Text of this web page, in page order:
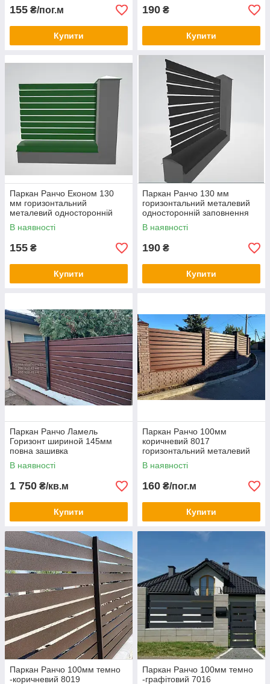
155 ₴/пог.м
Купити
190 ₴
Купити
Паркан Ранчо Економ 130
мм горизонтальний
металевий односторонній
заповнення 6005 зелений
В наявності
155 ₴
Купити
Паркан Ранчо 130 мм
горизонтальний металевий
односторонній заповнення
7024 графітовий
В наявності
190 ₴
Купити
Паркан Ранчо Ламель
Горизонт шириной 145мм
повна зашивка
В наявності
1 750 ₴/кв.м
Купити
Паркан Ранчо 100мм
коричневий 8017
горизонтальний металевий
односторонній заповнення
В наявності
160 ₴/пог.м
Купити
Паркан Ранчо 100мм темно
-коричневий 8019
Паркан Ранчо 100мм темно
-графітовий 7016